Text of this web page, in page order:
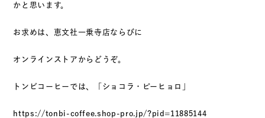
かと思います。
お求めは、恵文社一乗寺店ならびに
オンラインストアからどうぞ。
トンビコーヒーでは、「ショコラ・ピーヒョロ」
https://tonbi-coffee.shop-pro.jp/?pid=11885144